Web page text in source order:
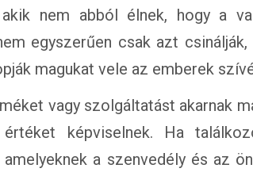
nem abból élnek, hogy a
egyszerűen csak azt
magukat vele az emberek
vagy szolgáltatást akarnak
képviselnek. Ha
a szenvedély és az